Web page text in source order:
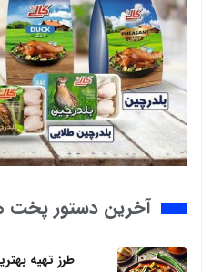
آخرین دستور پخت
طرز تهیه